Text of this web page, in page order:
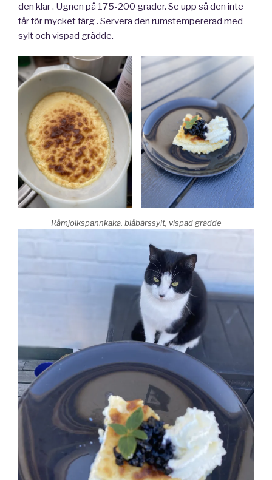
den klar . Ugnen på 175-200 grader. Se upp så den inte
får för mycket färg . Servera den rumstempererad med
sylt och vispad grädde.
Råmjölkspannkaka, blåbärssylt, vispad grädde